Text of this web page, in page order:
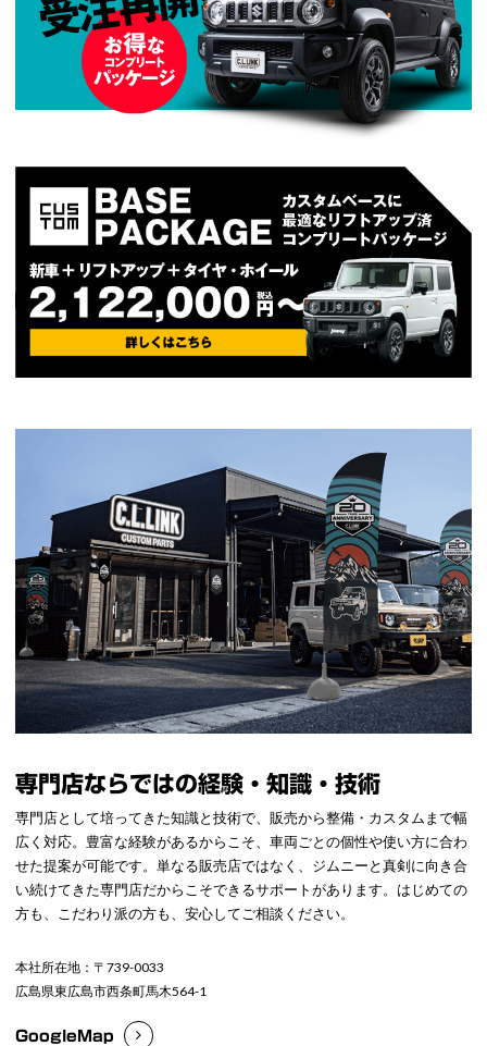
専門店ならではの経験・知識・技術
専門店として培ってきた知識と技術で、販売から整備・カスタムまで幅
広く対応。豊富な経験があるからこそ、車両ごとの個性や使い方に合わ
せた提案が可能です。単なる販売店ではなく、ジムニーと真剣に向き合
い続けてきた専門店だからこそできるサポートがあります。はじめての
方も、こだわり派の方も、安心してご相談ください。
本社所在地：〒739-0033
広島県東広島市西条町馬木564-1
GoogleMap